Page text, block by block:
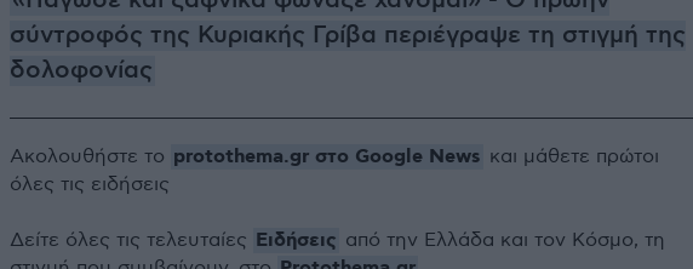
σύντροφός της Κυριακής Γρίβα περιέγραψε τη στιγμή της
δολοφονίας
Ακολουθήστε το protothema.gr στο Google News και μάθετε πρώτοι
όλες τις ειδήσεις
Δείτε όλες τις τελευταίες Ειδήσεις από την Ελλάδα και τον Κόσμο, τη